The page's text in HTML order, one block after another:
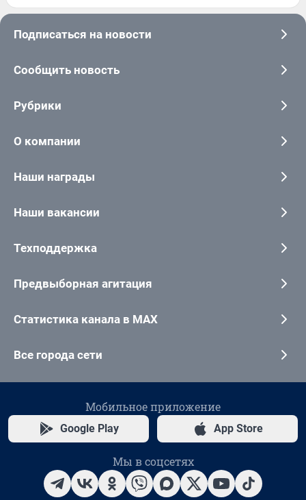
Подписаться на новости
Сообщить новость
Рубрики
О компании
Наши награды
Наши вакансии
Техподдержка
Предвыборная агитация
Статистика канала в MAX
Все города сети
Мобильное приложение
Google Play App Store
Мы в соцсетях